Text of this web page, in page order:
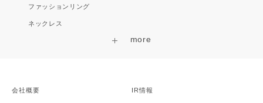
ファッションリング
ネックレス
会社概要 IR情報